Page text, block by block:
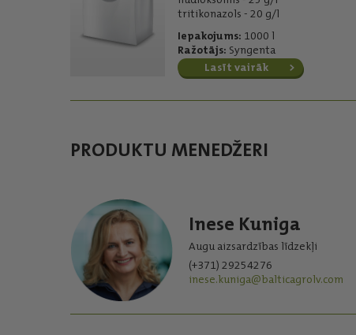
tritikonazols - 20 g/l
Iepakojums: 1000 l
Ražotājs: Syngenta
Lasīt vairāk
PRODUKTU MENEDŽERI
Inese Kuniga
Augu aizsardzības līdzekļi
(+371) 29254276
inese.kuniga@balticagrolv.com